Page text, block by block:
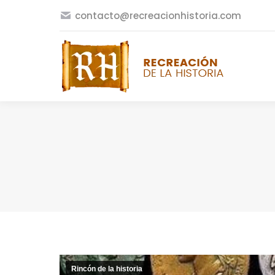
contacto@recreacionhistoria.com
Rincón de la historia